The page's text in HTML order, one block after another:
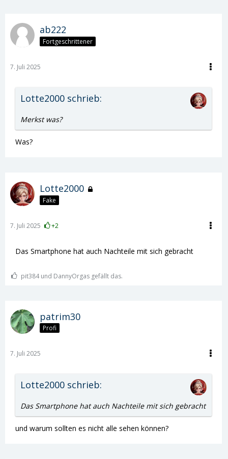
ab222
Fortgeschrittener
7. Juli 2025
Lotte2000 schrieb:
Merkst was?
Was?
Lotte2000
Fake
7. Juli 2025 +2
Das Smartphone hat auch Nachteile mit sich gebracht
pit384 und DannyOrgas gefällt das.
patrim30
Profi
7. Juli 2025
Lotte2000 schrieb:
Das Smartphone hat auch Nachteile mit sich gebracht
und warum sollten es nicht alle sehen können?